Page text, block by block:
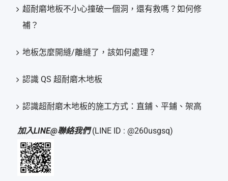
超耐磨地板不小心撞破一個洞，還有救嗎？如何修
補？
地板怎麼開縫/離縫了，該如何處理？
認識 QS 超耐磨木地板
認識超耐磨木地板的施工方式：直鋪、平鋪、架高
加入LINE@聯絡我們(LINE ID : @260usgsq)